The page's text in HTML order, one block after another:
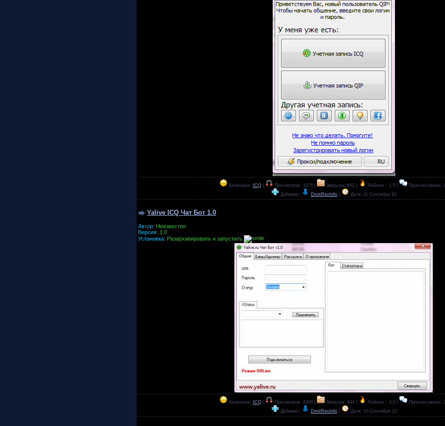
Категория: ICQ| Просмотров: 1675 | Загрузок: 662 | Рейтинг : 2.5 |
Проголосовало:
Добавил:
DmitRexInfo Дата: 11 Сентября 10
Yalive ICQ Чат Бот 1.0
Автор: Неизвестен
Версия: 1.0
Установка: Разархивировать и запустить
Категория: ICQ| Просмотров: 2498 | Загрузок: 844 | Рейтинг : 3.0 |
Проголосовало:
Добавил:
DmitRexInfo| Дата: 10 Сентября 10